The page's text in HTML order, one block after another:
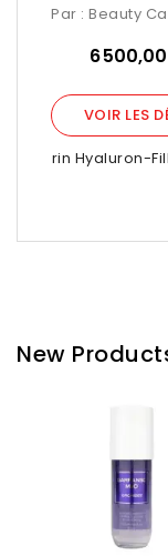
Eucerin Hyaluron-
Par :
6
VOIR LES
New